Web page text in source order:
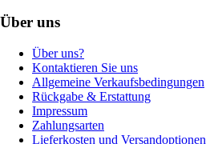
Über uns
Über uns?
Kontaktieren Sie uns
Allgemeine Verkaufsbedingungen
Rückgabe & Erstattung
Impressum
Zahlungsarten
Lieferkosten und Versandoptionen